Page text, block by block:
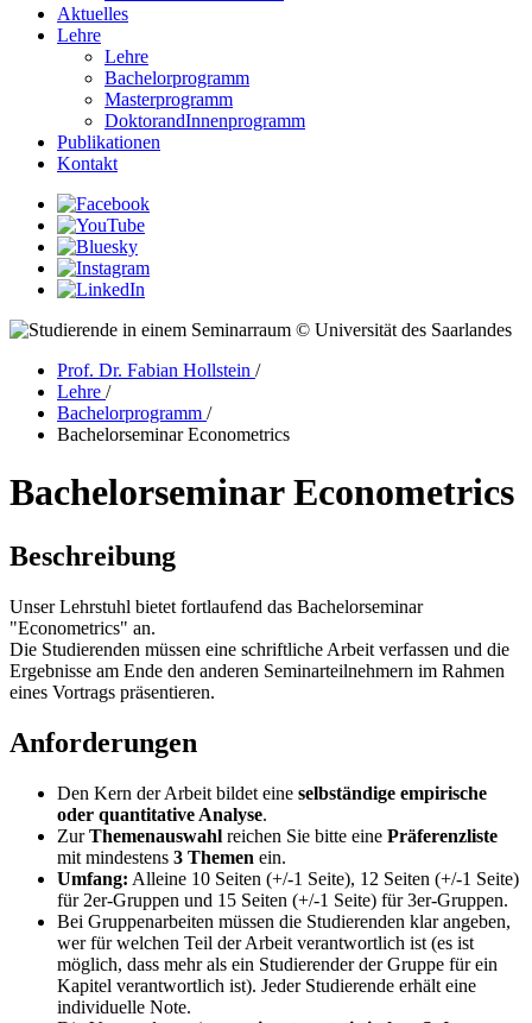
Aktuelles
Lehre
Lehre
Bachelorprogramm
Masterprogramm
DoktorandInnenprogramm
Publikationen
Kontakt
© Universität des Saarlandes
Prof. Dr. Fabian Hollstein /
Lehre /
Bachelorprogramm /
Bachelorseminar Econometrics
Bachelorseminar Econometrics
Beschreibung
Unser Lehrstuhl bietet fortlaufend das Bachelorseminar
"Econometrics" an.
Die Studierenden müssen eine schriftliche Arbeit verfassen und die
Ergebnisse am Ende den anderen Seminarteilnehmern im Rahmen
eines Vortrags präsentieren.
Anforderungen
Den Kern der Arbeit bildet eine selbständige empirische
oder quantitative Analyse.
ZurThemenauswahl reichen Sie bitte eine Präferenzliste
mit mindestens 3 Themen ein.
Umfang: Alleine 10 Seiten (+/-1 Seite), 12 Seiten (+/-1 Seite)
für 2er-Gruppen und 15 Seiten (+/-1 Seite) für 3er-Gruppen.
Bei Gruppenarbeiten müssen die Studierenden klar angeben,
wer für welchen Teil der Arbeit verantwortlich ist (es ist
möglich, dass mehr als ein Studierender der Gruppe für ein
Kapitel verantwortlich ist). Jeder Studierende erhält eine
individuelle Note.